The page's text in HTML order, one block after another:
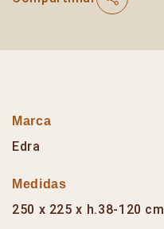
Marca
Edra
Medidas
250 x 225 x h.38-120 cm